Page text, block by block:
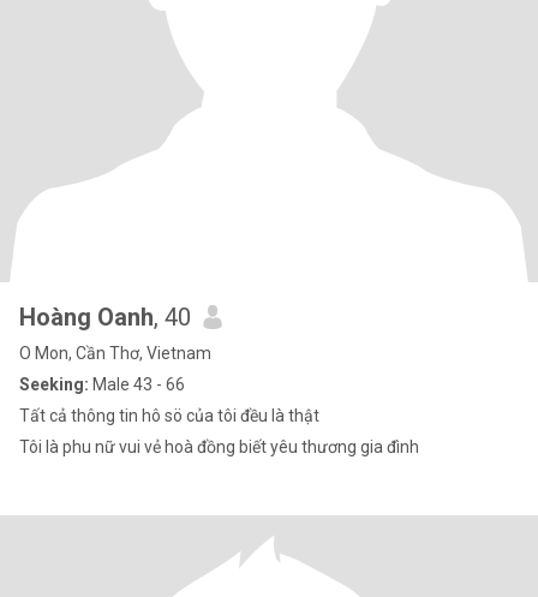
Hoàng Oanh, 40
O Mon, Cần Thơ, Vietnam
Seeking: Male 43 - 66
Tất cả thông tin hô sö của tôi đều là thật
Tôi là phu nữ vui vẻ hoà đồng biết yêu thương gia đình